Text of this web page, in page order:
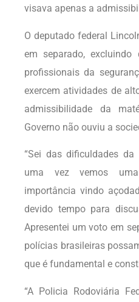
visava apenas a
O deputado federal
em separado,
profissionais da
exercem atividades de
admissibilidade da
Governo não ouviu a
“Sei das dificuldades
uma vez vemos
importância vindo
devido tempo para
Apresentei um voto em
polícias brasileiras
que é fundamental e
“A Policia Rodoviária